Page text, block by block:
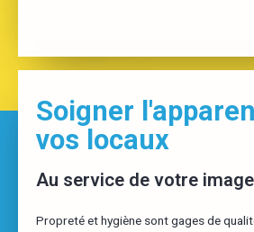
Soigner
vos locaux
Au service de votre image
Propreté et hygiène sont gages de